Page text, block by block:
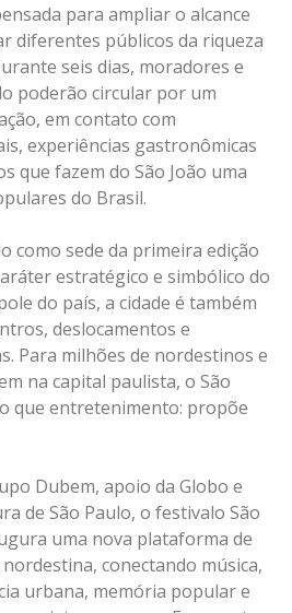
para ampliar o alcance
diferentes públicos da riqueza
seis dias, moradores e
poderão circular por um
em contato com
experiências gastronômicas
que fazem do São João uma
do Brasil.
como sede da primeira edição
estratégico e simbólico do
do país, a cidade é também
deslocamentos e
Para milhões de nordestinos e
na capital paulista, o São
que entretenimento: propõe
Dubem, apoio da Globo e
de São Paulo, o festivalo São
uma nova plataforma de
conectando música,
urbana, memória popular e